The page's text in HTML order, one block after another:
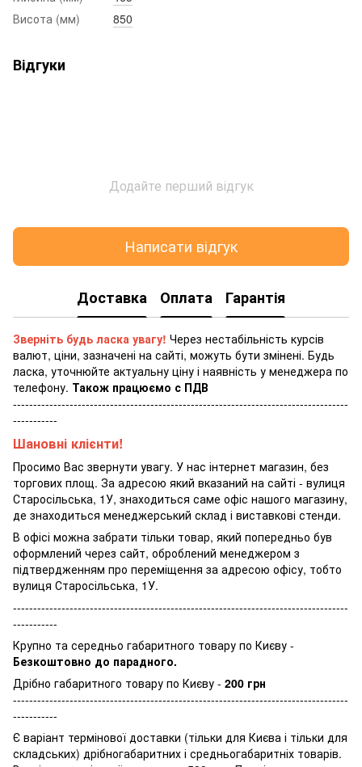
Висота (мм)
850
Відгуки
Додайте перший відгук
Написати відгук
Доставка Оплата Гарантія
Зверніть будь ласка увагу! Через нестабільність курсів
валют, ціни, зазначені на сайті, можуть бути змінені. Будь
ласка, уточнюйте актуальну ціну і наявність у менеджера по
телефону. Також працюємо с ПДВ
-----------------------------------------------------------------------------------
-----------
Шановні клієнти!
Просимо Вас звернути увагу. У нас інтернет магазин, без
торгових площ. За адресою який вказаний на сайті - вулиця
Старосільська, 1У, знаходиться саме офіс нашого магазину,
де знаходиться менеджерський склад і виставкові стенди.
В офісі можна забрати тільки товар, який попередньо був
оформлений через сайт, оброблений менеджером з
підтвердженням про переміщення за адресою офісу, тобто
вулиця Старосільська, 1У.
-----------------------------------------------------------------------------------
-----------
Крупно та середньо габаритного товару по Києву -
Безкоштовно до парадного.
Дрібно габаритного товару по Києву - 200 грн
-----------------------------------------------------------------------------------
-----------
Є варіант термінової доставки (тільки для Києва і тільки для
складських) дрібногабаритних і средньогабаритніх товарів.